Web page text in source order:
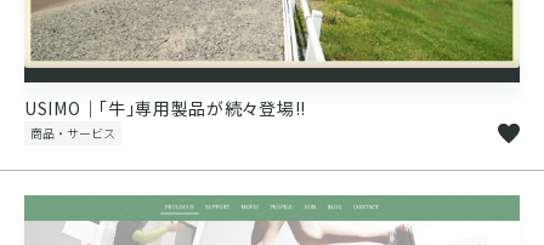
USIMO｜「牛」専用製品が続々登場!!
商品・サービス